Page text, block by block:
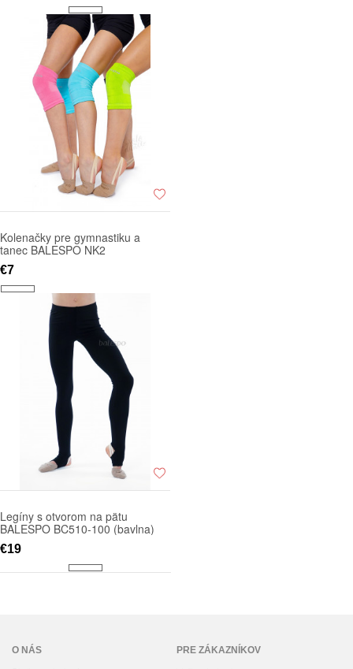
Kolenačky pre gymnastiku a
tanec BALESPO NK2
€7
Legíny s otvorom na pätu
BALESPO BC510-100 (bavlna)
€19
O NÁS PRE ZÁKAZNÍKOV